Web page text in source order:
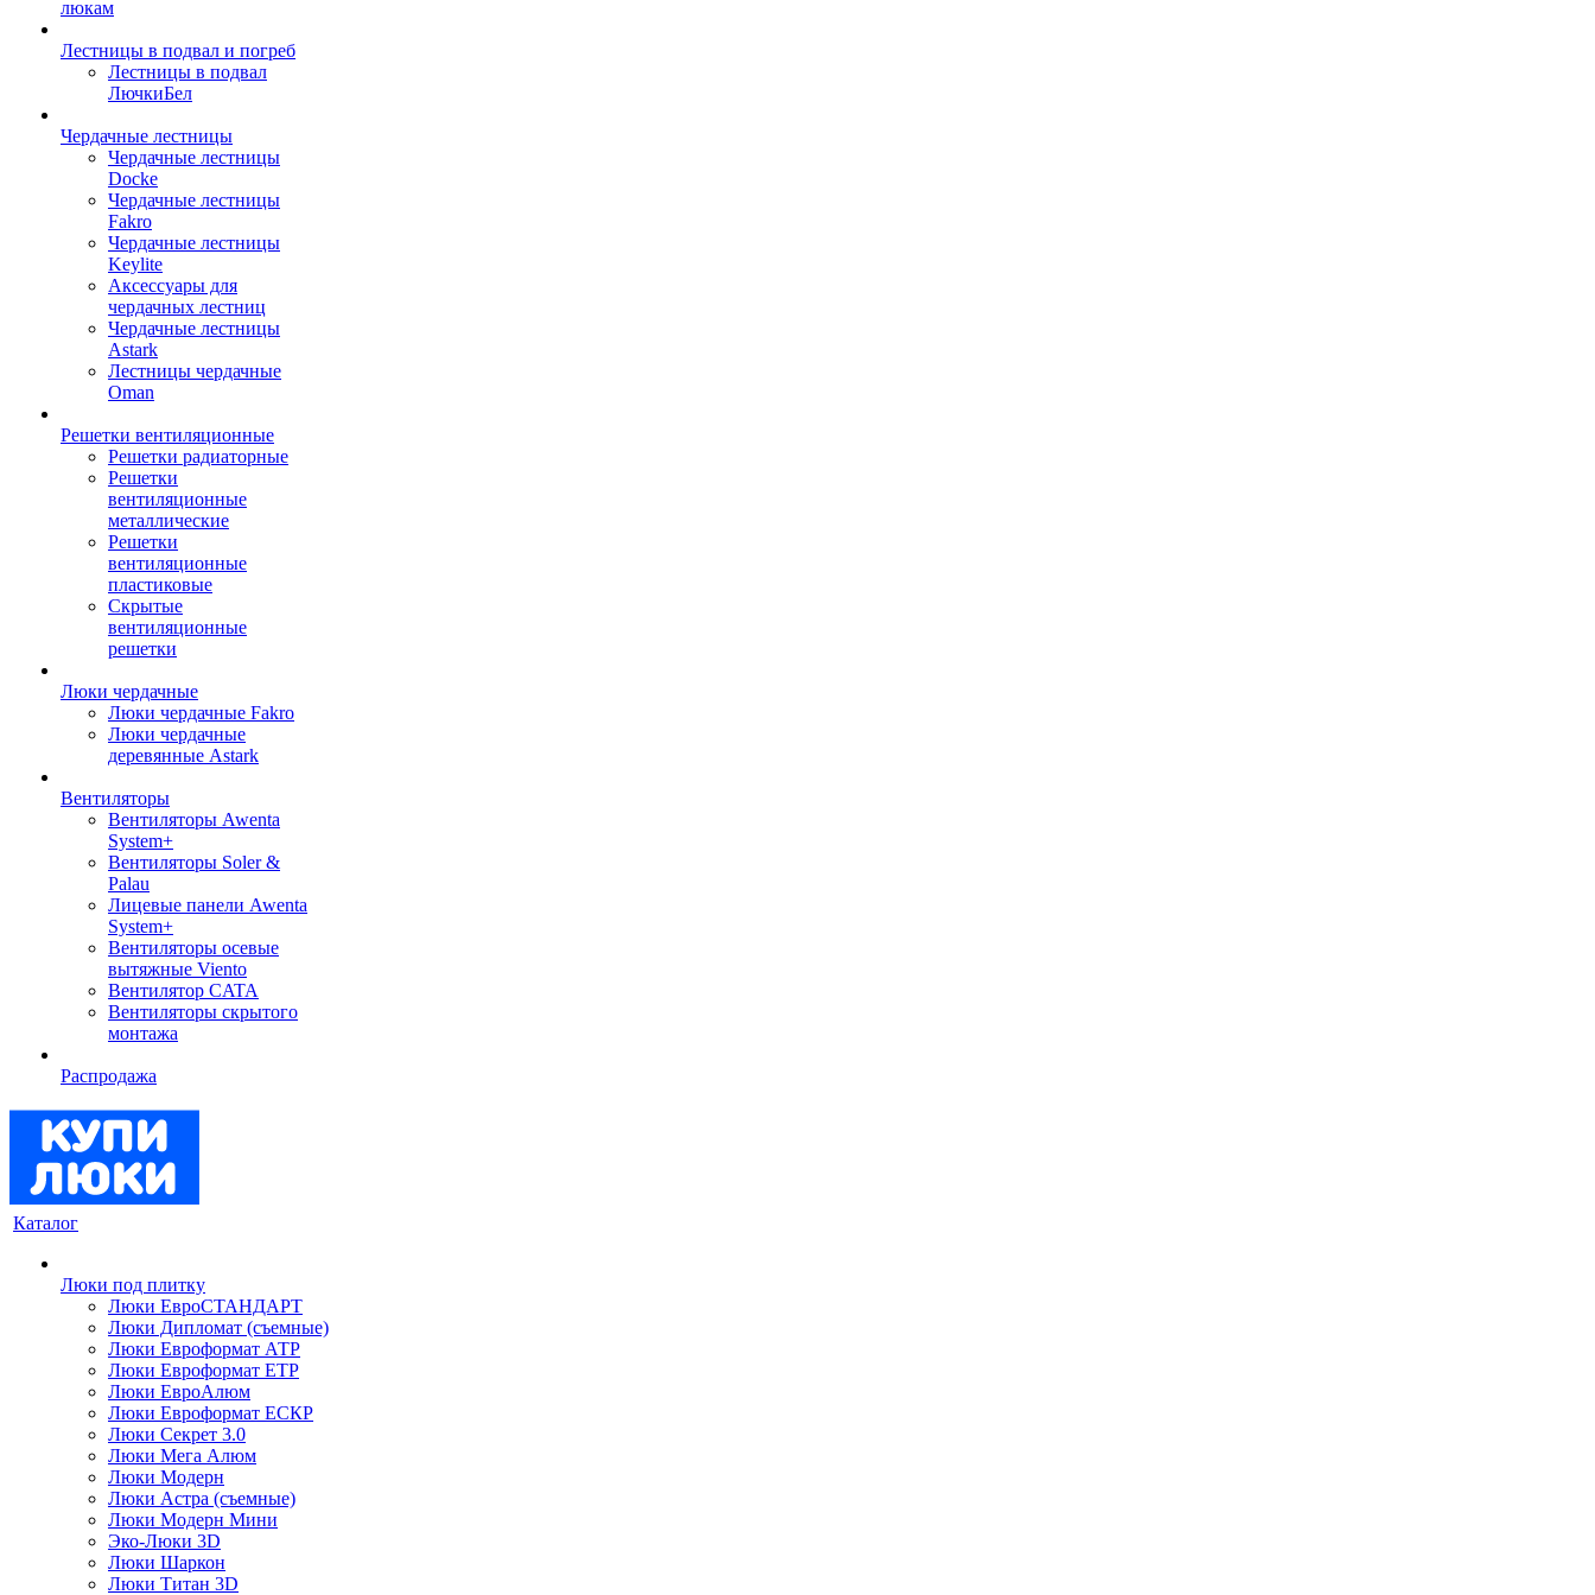
люкам
Лестницы в подвал и погреб
Лестницы в подвал
ЛючкиБел
Чердачные лестницы
Чердачные лестницы
Docke
Чердачные лестницы
Fakro
Чердачные лестницы
Keylite
Аксессуары для
чердачных лестниц
Чердачные лестницы
Astark
Лестницы чердачные
Oman
Решетки вентиляционные
Решетки радиаторные
Решетки
вентиляционные
металлические
Решетки
вентиляционные
пластиковые
Скрытые
вентиляционные
решетки
Люки чердачные
Люки чердачные Fakro
Люки чердачные
деревянные Astark
Вентиляторы
Вентиляторы Awenta
System+
Вентиляторы Soler &
Palau
Лицевые панели Awenta
System+
Вентиляторы осевые
вытяжные Viento
Вентилятор CATA
Вентиляторы скрытого
монтажа
Распродажа
Каталог
Люки под плитку
Люки ЕвроСТАНДАРТ
Люки Дипломат (съемные)
Люки Евроформат АТР
Люки Евроформат ЕТР
Люки ЕвроАлюм
Люки Евроформат ЕСКР
Люки Секрет 3.0
Люки Мега Алюм
Люки Модерн
Люки Астра (съемные)
Люки Модерн Мини
Эко-Люки 3D
Люки Шаркон
Люки Титан 3D